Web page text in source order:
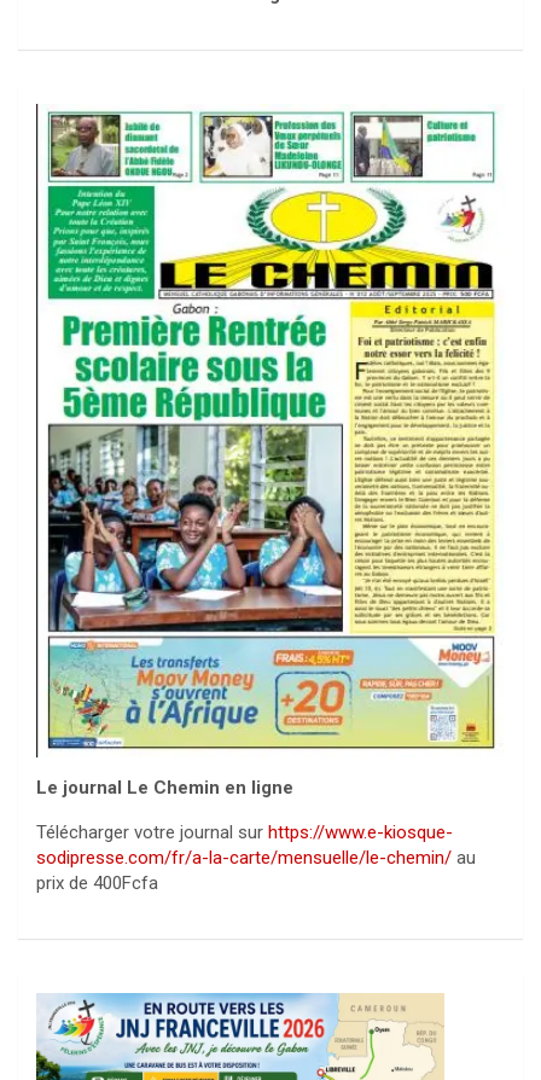
Le journal Le Chemin en ligne
Télécharger votre journal sur https://www.e-kiosque-
sodipresse.com/fr/a-la-carte/mensuelle/le-chemin/ au
prix de 400Fcfa